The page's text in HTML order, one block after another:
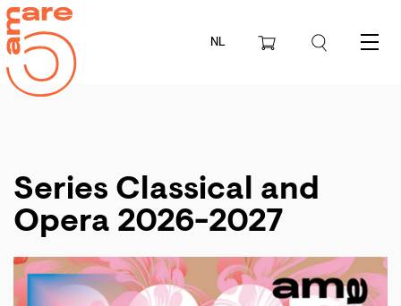
NL Menu
Series Classical and
Opera 2026-2027